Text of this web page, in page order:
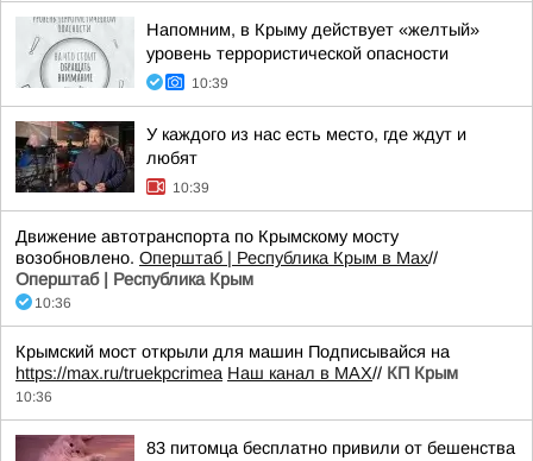
Напомним, в Крыму действует «желтый»
уровень террористической опасности
10:39
У каждого из нас есть место, где ждут и
любят
10:39
Движение автотранспорта по Крымскому мосту
возобновлено. Оперштаб | Республика Крым в Мax//
Оперштаб | Республика Крым
10:36
Крымский мост открыли для машин Подписывайся на
https://max.ru/truekpcrimea Наш канал в MAX// КП Крым
10:36
83 питомца бесплатно привили от бешенства